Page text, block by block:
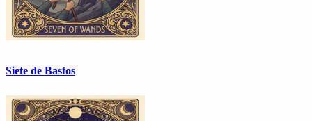
Siete de Bastos